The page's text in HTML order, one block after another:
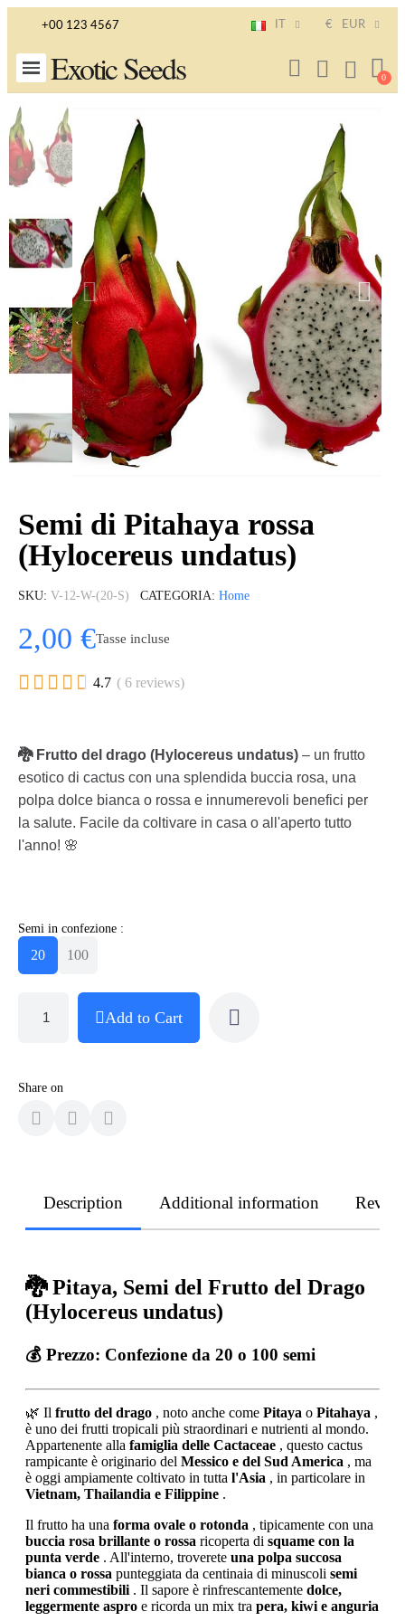
+00 123 4567 € EUR
Exotic Seeds
Semi di Pitahaya rossa
(Hylocereus undatus)
SKU V-12-W-(20-S) CATEGORIA Home
2,00 €Tasse incluse
     4.7 ( 6 reviews)
🐉 Frutto del drago (Hylocereus undatus) – un frutto
esotico di cactus con una splendida buccia rosa, una
polpa dolce bianca o rossa e innumerevoli benefici per
la salute. Facile da coltivare in casa o all'aperto tutto
l'anno! 🌸
Semi in confezione :
20 100
Add to Cart
Share on
Description Additional information
🐉 Pitaya, Semi del Frutto del Drago
(Hylocereus undatus)
💰 Prezzo: Confezione da 20 o 100 semi
🌿 Il frutto del drago , noto anche come Pitaya o Pitahaya ,
è uno dei frutti tropicali più straordinari e nutrienti al mondo.
Appartenente alla famiglia delle Cactaceae , questo cactus
rampicante è originario del Messico e del Sud America , ma
è oggi ampiamente coltivato in tutta l'Asia , in particolare in
Vietnam, Thailandia e Filippine .
Il frutto ha una forma ovale o rotonda , tipicamente con una
buccia rosa brillante o rossa ricoperta di squame con la
punta verde . All'interno, troverete una polpa succosa
bianca o rossa punteggiata da centinaia di minuscoli semi
neri commestibili . Il sapore è rinfrescantemente dolce,
leggermente aspro e ricorda un mix tra pera, kiwi e anguria